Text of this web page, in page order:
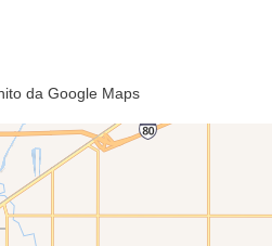
da Google Maps